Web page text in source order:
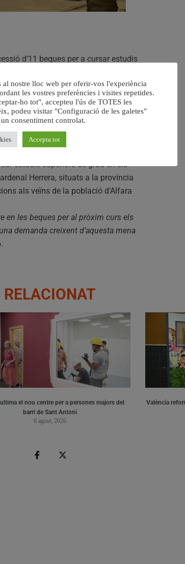
d’11 beques per a cursar estudis
Grau Mitjà i Superior en l’Institut
les sol·licituds serà de l’11 de
l’ajuntament d’Alfara del
es convoca una beca per a
d’Estudis Professionals CEU
estudis superiors de grau en els
Herrera, situats a la província
als veïns de la població d’Alfara
en les beques per al pròxim curs els
demanda creixent d’aquesta mena
RELACIONAT
el nou centre per a persones majors del
barri de Sant Antoni
6 agost, 2026
València
nostre lloc web per oferir-vos l'experiència
les vostres preferències i visites repetides.
ho tot", accepteu l'ús de TOTES les
podeu visitar "Configuració de les galetes"
consentiment controlat.
Accepta tot